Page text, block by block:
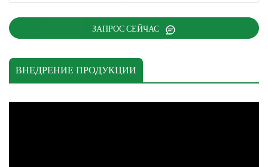
ЗАПРОС СЕЙЧАС
ВНЕДРЕНИЕ ПРОДУКЦИИ